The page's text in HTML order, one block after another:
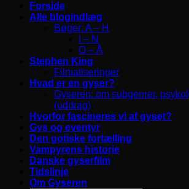
Forside
Alle blogindlæg
Bøger: A – H
I – N
O – Å
Stephen King
Filmatiseringer
Hvad er en gyser?
Gyseren: om subgenrer,
(uddrag)
Hvorfor fascineres vi af gyset?
Gys og eventyr
Den gotiske fortælling
Vampyrens historie
Danske gyserfilm
Tidslinje
Om Gyseren